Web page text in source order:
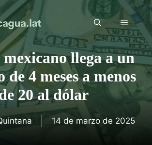
Menú
mexicano llega a un
de 4 meses a menos
20 al dólar
14 de marzo de 2025